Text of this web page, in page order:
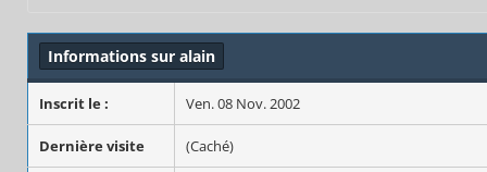
Informations sur alain
Inscrit le : Ven. 08 Nov. 2002
Dernière visite (Caché)